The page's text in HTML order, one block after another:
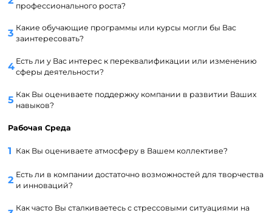
профессионального роста?
Какие обучающие программы или курсы могли бы Вас
заинтересовать?
Есть ли у Вас интерес к переквалификации или изменению
сферы деятельности?
Как Вы оцениваете поддержку компании в развитии Ваших
навыков?
Рабочая Среда
Как Вы оцениваете атмосферу в Вашем коллективе?
Есть ли в компании достаточно возможностей для творчества
и инноваций?
Как часто Вы сталкиваетесь с стрессовыми ситуациями на